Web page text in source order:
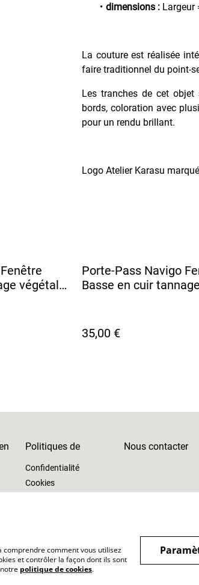
dimensions : Largeur
La couture est réalisée
faire traditionnel du point-
Les tranches de cet
bords, coloration avec
pour un rendu brillant.
Logo Atelier Karasu
végétal -
Porte-Pass Navigo
Basse en cuir
35,00 €
Politiques de
Confidentialité
Cookies
Nous contacter
comprendre comment vous utilisez
et contrôler la façon dont ils sont
politique de cookies.